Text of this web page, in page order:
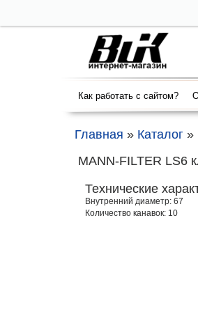
Как работать с сайтом?
Главная » Каталог »
MANN-FILTER LS6
Технические
Внутренний диаметр: 67
Количество канавок: 10